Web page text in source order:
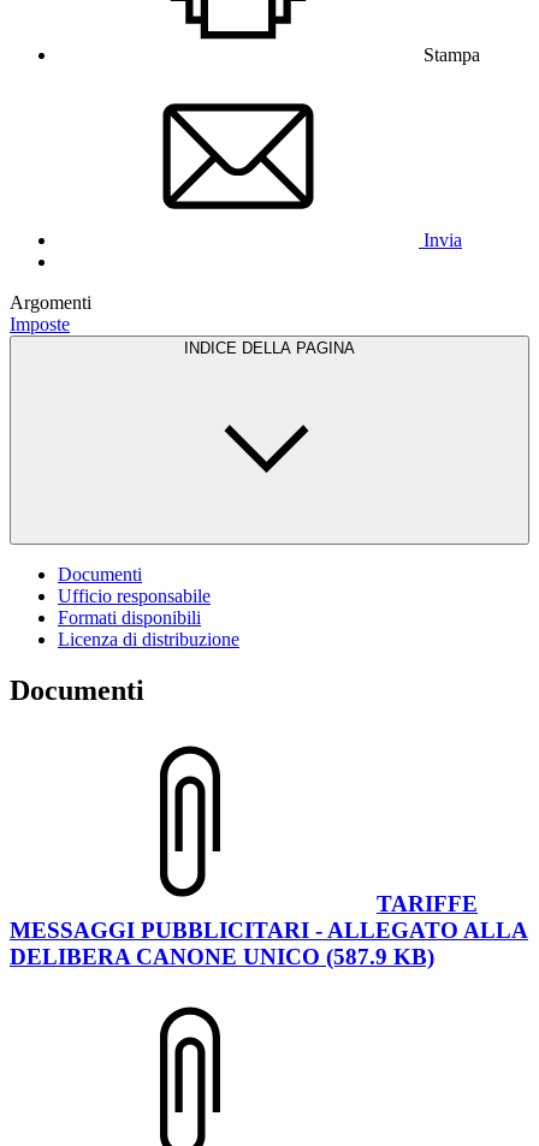
Stampa
Invia
Argomenti
Imposte
INDICE DELLA PAGINA
Documenti
Ufficio responsabile
Formati disponibili
Licenza di distribuzione
Documenti
TARIFFE
MESSAGGI PUBBLICITARI - ALLEGATO ALLA
DELIBERA CANONE UNICO (587.9 KB)